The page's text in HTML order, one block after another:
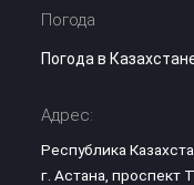
Погода
Погода в
Адрес:
Республика
г. Астана, проспект